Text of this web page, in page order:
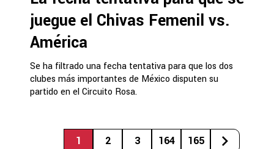
juegue el Chivas Femenil vs.
América
Se ha filtrado una fecha tentativa para que los dos
clubes más importantes de México disputen su
partido en el Circuito Rosa.
1 2 3 164 165